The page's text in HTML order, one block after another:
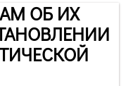
ОБ ИХ